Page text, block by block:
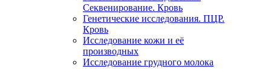
Секвенирование. Кровь
Генетические исследования. ПЦР.
Кровь
Исследование кожи и её
производных
Исследование грудного молока